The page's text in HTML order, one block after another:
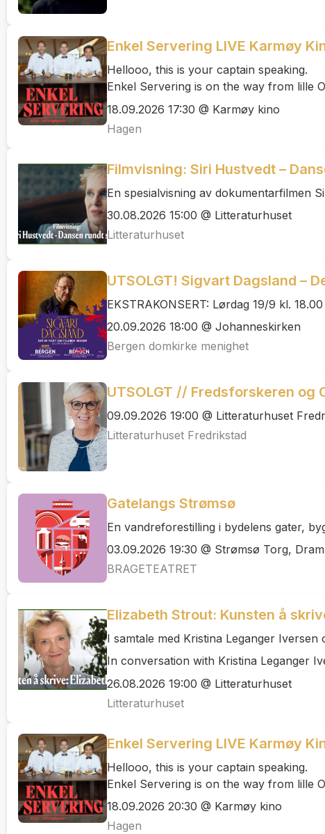
Enkel Servering LIVE Karmøy
Hellooo, this is your captain speaking.
Enkel Servering is on the way from lille
18.09.2026 17:30 @ Karmøy kino
Hagen
Filmvisning: Siri Hustvedt –
En spesialvisning av dokumentarfilmen
30.08.2026 15:00 @ Litteraturhuset
Litteraturhuset
UTSOLGT! Sigvart Dagsland –
EKSTRAKONSERT: Lørdag 19/9 kl. 18.00
20.09.2026 18:00 @ Johanneskirken
Bergen domkirke menighet
UTSOLGT // Fredsforskeren
09.09.2026 19:00 @ Litteraturhuset
Litteraturhuset Fredrikstad
Gatelangs Strømsø
En vandreforestilling i bydelens gater,
03.09.2026 19:30 @ Strømsø Torg,
BRAGETEATRET
Elizabeth Strout: Kunsten å
I samtale med Kristina Leganger
In conversation with Kristina Leganger
26.08.2026 19:00 @ Litteraturhuset
Litteraturhuset
Enkel Servering LIVE Karmøy
Hellooo, this is your captain speaking.
Enkel Servering is on the way from lille
18.09.2026 20:30 @ Karmøy kino
Hagen